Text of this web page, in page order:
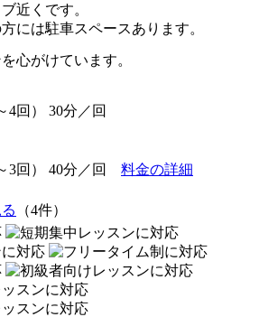
近くです。
には駐車スペースあります。
心がけています。
4回） 30分／回
3回） 40分／回 料金の詳細
（4件）